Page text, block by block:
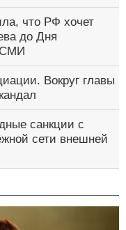
что РФ хочет
до Дня
СМИ
Вокруг главы
санкции с
сети внешней